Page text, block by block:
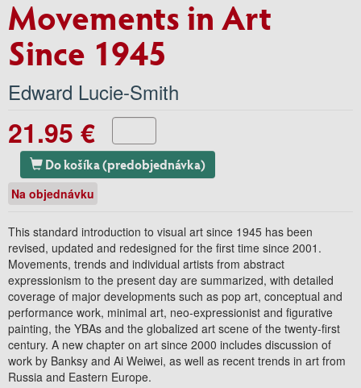
Movements in Art
Since 1945
Edward Lucie-Smith
21.95 €
Do košíka (predobjednávka)
Na objednávku
This standard introduction to visual art since 1945 has been
revised, updated and redesigned for the first time since 2001.
Movements, trends and individual artists from abstract
expressionism to the present day are summarized, with detailed
coverage of major developments such as pop art, conceptual and
performance work, minimal art, neo-expressionist and figurative
painting, the YBAs and the globalized art scene of the twenty-first
century. A new chapter on art since 2000 includes discussion of
work by Banksy and Ai Weiwei, as well as recent trends in art from
Russia and Eastern Europe.